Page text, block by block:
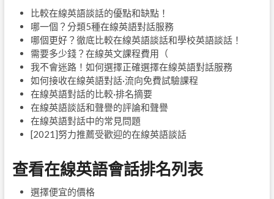
比較在線英語談話的優點和缺點！
哪一個？分類5種在線英語對話服務
哪個更好？徹底比較在線英語談話和學校英語談話！
需要多少錢？在線英文課程費用（
我不會迷路！如何選擇正確選​​擇在線英語對話服務
如何接收在線英語對話·流向免費試驗課程
在線英語對話的比較·排名摘要
在線英語談話和聲譽的評論和聲譽
在線英語對話中的常見問題
[2021]努力推薦受歡迎的在線英語談話
查看在線英語會話排名列表
選擇便宜的價格